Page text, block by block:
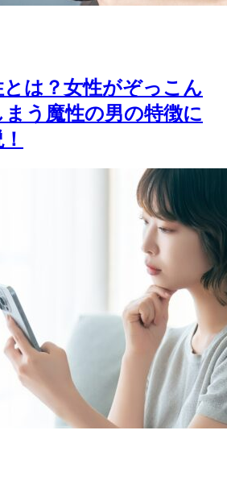
は？女性がぞっこん
う魔性の男の特徴に